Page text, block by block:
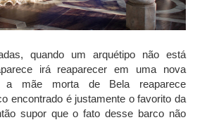
quando um arquétipo não está
irá reaparecer em uma nova
a mãe morta de Bela reaparece
encontrado é justamente o favorito da
supor que o fato desse barco não